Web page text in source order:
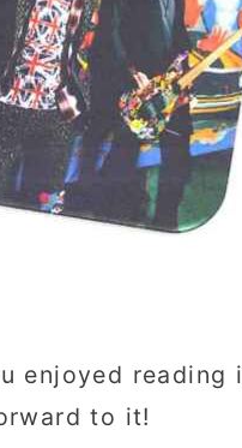
enjoyed
to it!